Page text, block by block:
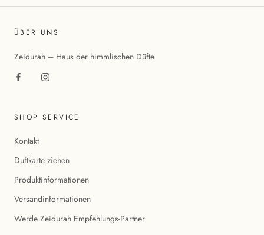
ÜBER UNS
Zeidurah – Haus der himmlischen Düfte
SHOP SERVICE
Kontakt
Duftkarte ziehen
Produktinformationen
Versandinformationen
Werde Zeidurah Empfehlungs-Partner